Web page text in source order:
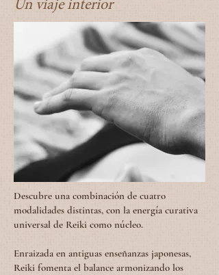
Un viaje interior
Descubre una combinación de cuatro
modalidades distintas, con la energía curativa
universal de Reiki como núcleo.
Enraizada en antiguas enseñanzas japonesas,
Reiki fomenta el balance armonizando los